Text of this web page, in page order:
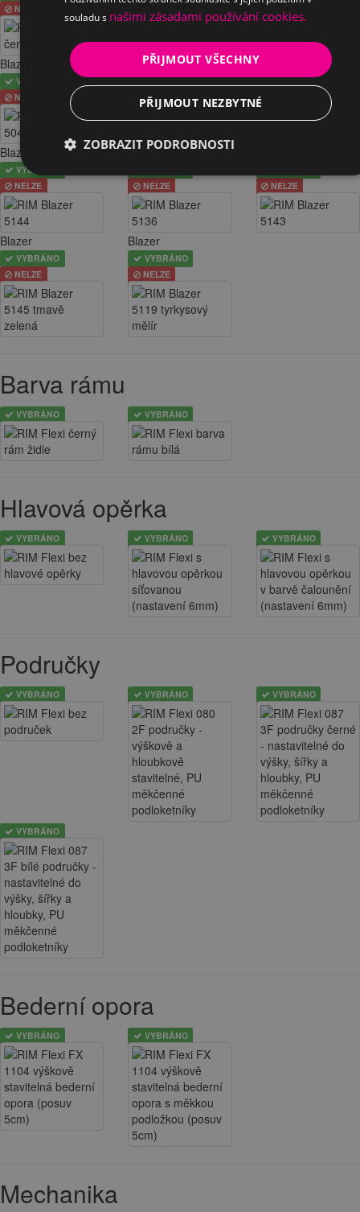
NELZE
NELZE
Blazer
VYBRÁNO
NELZE
Blazer
VYBRÁNO
NELZE
Blazer
VYBRÁNO
Blazer
VYBRÁNO
NELZE
Blazer
NELZE
NELZE
Blazer
VYBRÁNO
NELZE
Blazer
VYBRÁNO
NELZE
Barva rámu
VYBRÁNO VYBRÁNO
Hlavová opěrka
VYBRÁNO VYBRÁNO VYBRÁNO
Područky
VYBRÁNO VYBRÁNO VYBRÁNO
VYBRÁNO
Bederní opora
VYBRÁNO VYBRÁNO
Mechanika
souladu s našimi zásadami používání cookies.
PŘIJMOUT VŠECHNY
PŘIJMOUT NEZBYTNÉ
ZOBRAZIT PODROBNOSTI